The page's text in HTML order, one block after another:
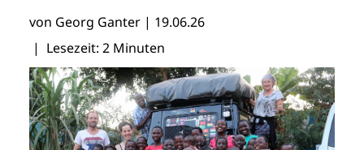
von Georg Ganter | 19.06.26
| Lesezeit: 2 Minuten